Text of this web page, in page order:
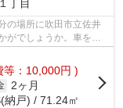
１丁目
の場所に吹田市立佐井
がでしょうか。車をお
等：10,000円 )
2ヶ月
納戸) / 71.24㎡